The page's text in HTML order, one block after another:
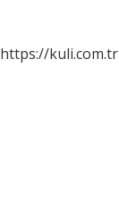
https://kuli.com.tr